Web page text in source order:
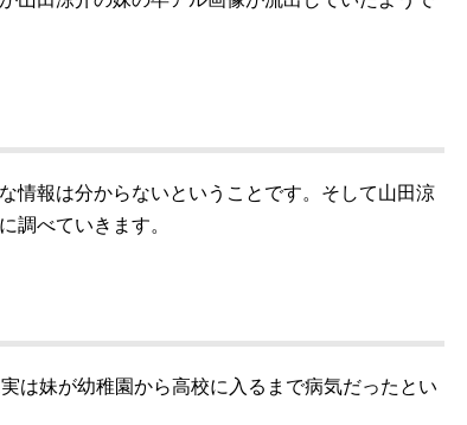
情報は分からないということです。そして山田涼
調べていきます。
は妹が幼稚園から高校に入るまで病気だったとい